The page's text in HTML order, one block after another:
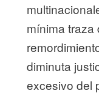
mínima traza
diminuta
excesivo del